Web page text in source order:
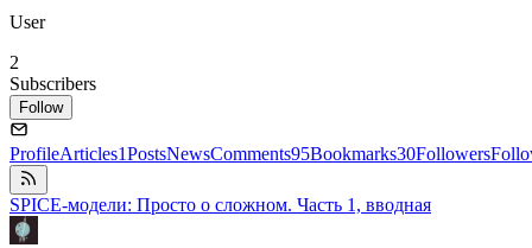
User
2
Subscribers
Follow
ProfileArticles1PostsNewsComments95Bookmarks30Followers
SPICE-модели: Просто о сложном. Часть 1, вводная